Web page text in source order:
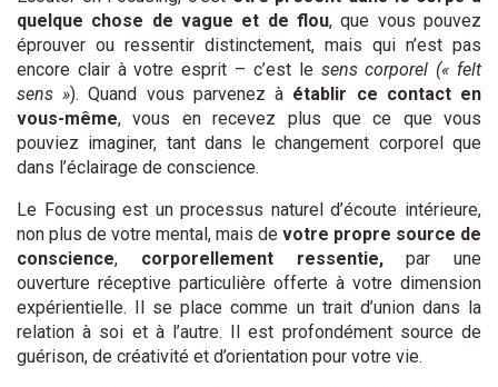
quelque chose de vague et de flou, que vous pouvez
éprouver ou ressentir distinctement, mais qui n’est pas
encore clair à votre esprit – c’est le sens corporel (« felt
sens »). Quand vous parvenez à établir ce contact en
vous-même, vous en recevez plus que ce que vous
pouviez imaginer, tant dans le changement corporel que
dans l’éclairage de conscience.
Le Focusing est un processus naturel d’écoute intérieure,
non plus de votre mental, mais de votre propre source de
conscience, corporellement ressentie,par une
ouverture réceptive particulière offerte à votre dimension
expérientielle. Il se place comme un trait d’union dans la
relation à soi et à l’autre. Il est profondément source de
guérison, de créativité et d’orientation pour votre vie.